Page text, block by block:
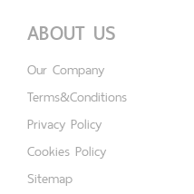
ABOUT US
Our Company
Terms&Conditions
Privacy Policy
Cookies Policy
Sitemap